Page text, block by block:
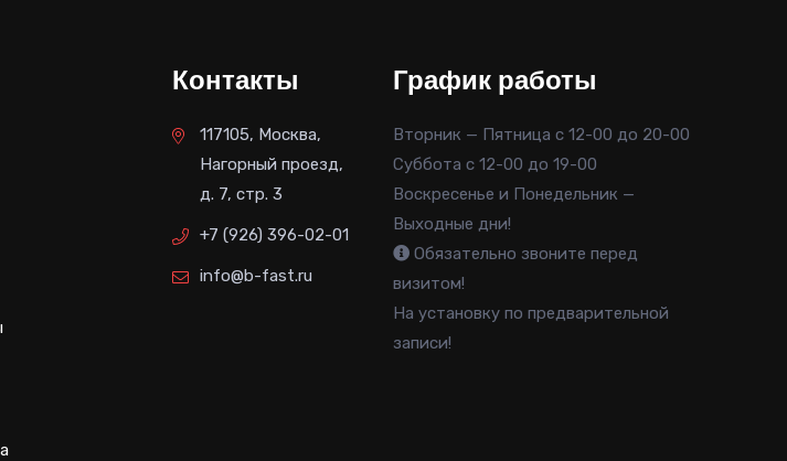
Контакты
117105, Москва,
Нагорный проезд,
д. 7, стр. 3
+7 (926) 396-02-01
info@b-fast.ru
График работы
Вторник — Пятница с 12-00 до 20-00
Суббота с 12-00 до 19-00
Воскресенье и Понедельник —
Выходные дни!
Обязательно звоните перед
визитом!
На установку по предварительной
записи!